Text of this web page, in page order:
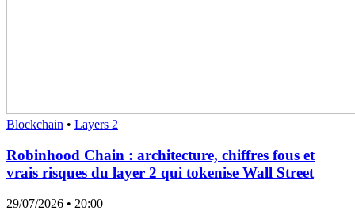
Blockchain • Layers 2
Robinhood Chain : architecture, chiffres fous et
vrais risques du layer 2 qui tokenise Wall Street
29/07/2026 • 20:00